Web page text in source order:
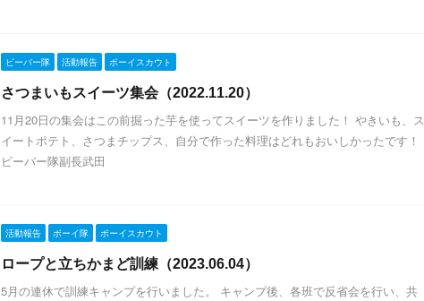
ビーバー隊 活動報告 ボーイスカウト
さつまいもスイーツ集会（2022.11.20）
11月20日の集会はこの前掘った芋を使ってスイーツを作りました！ やきいも、ス
イートポテト、さつまチップス、自分で作った料理はどれもおいしかったです！
ビーバー隊副長武田
活動報告 ボーイ隊 ボーイスカウト
ロープと立ちかまど訓練（2023.06.04）
5月の連休で訓練キャンプを行いました。 キャンプ後、各班で反省会を行い、共